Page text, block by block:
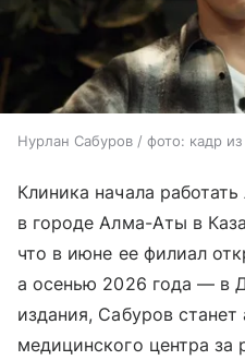
Нурлан Сабуров / фото: кадр из
Клиника начала
в городе Алма-Аты в
что в июне ее филиал
а осенью 2026 года — в
издания, Сабуров
медицинского центра за